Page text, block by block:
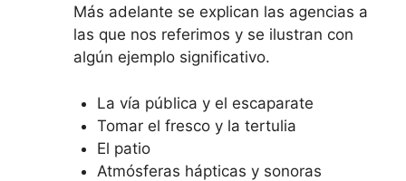
Más adelante se explican las agencias a
las que nos referimos y se ilustran con
algún ejemplo significativo.
La vía pública y el escaparate
Tomar el fresco y la tertulia
El patio
Atmósferas hápticas y sonoras